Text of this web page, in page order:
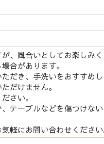
、風合いとしてお楽しみく
合があります。
だき、手洗いをおすすめし
だけません。
さい。
テーブルなどを傷つけない
軽にお問い合わせください